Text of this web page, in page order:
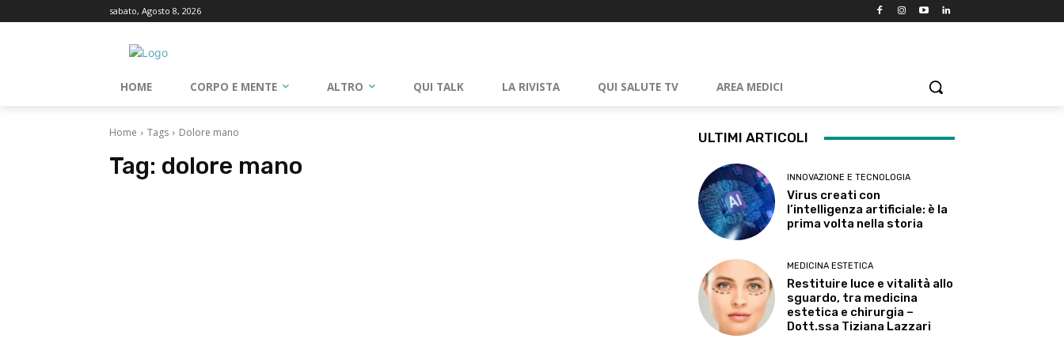
sabato, Agosto 8, 2026
HOME CORPO E MENTE ALTRO QUI TALK LA RIVISTA QUI SALUTE TV AREA MEDICI
Home Tags Dolore mano
Tag: dolore mano
ULTIMI ARTICOLI
INNOVAZIONE E TECNOLOGIA
Virus creati con
l’intelligenza artificiale: è la
prima volta nella storia
MEDICINA ESTETICA
Restituire luce e vitalità allo
sguardo, tra medicina
estetica e chirurgia –
Dott.ssa Tiziana Lazzari